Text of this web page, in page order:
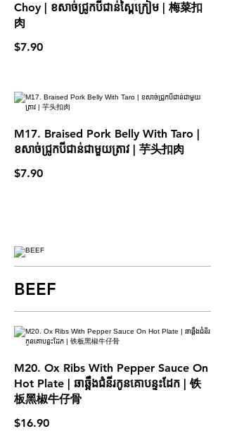
Choy | ខសាច់ជ្រូកបីជាន់ស្ពៃក្រៀម | 梅菜扣
肉
$7.90
M17. Braised Pork Belly With Taro |
ខសាច់ជ្រូកបីជាន់ជាមួយត្រាវ | 芋头扣肉
$7.90
BEEF
M20. Ox Ribs With Pepper Sauce On
Hot Plate | ឆាឆ្អឹងជំនីរកូនគោបន្ទះដែក​ | 铁
板黑椒牛仔骨
$16.90